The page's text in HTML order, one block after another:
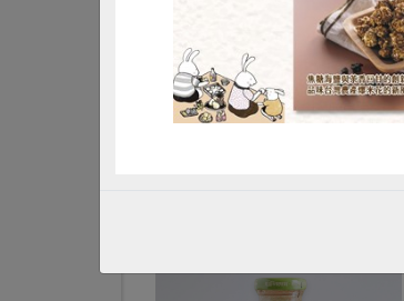
麵本家食品股份有限公司
原味麵條(麵本家)-450g/
包
450克/3束